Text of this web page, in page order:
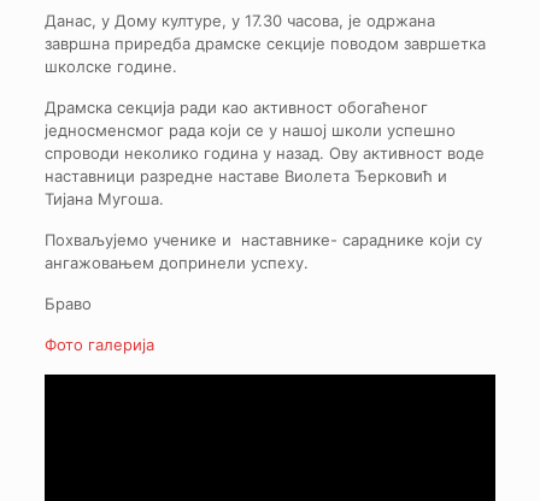
Данас, у Дому културе, у 17.30 часова, је одржана
завршна приредба драмске секције поводом завршетка
школске године.
Драмска секцијa ради као активност обогаћеног
једносменсмог рада који се у нашој школи успешно
спроводи неколико година у назад. Ову активност воде
наставници разредне наставе Виолета Ђерковић и
Тијана Мугоша.
Похваљујемо ученике и наставнике- сараднике који су
ангажовањем допринели успеху.
Браво
Фото галерија